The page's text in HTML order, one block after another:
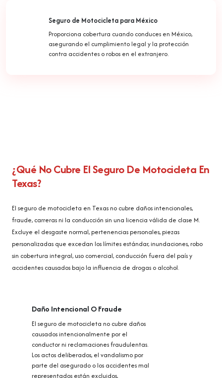
Seguro de Motocicleta para México
Proporciona cobertura cuando conduces en México,
asegurando el cumplimiento legal y la protección
contra accidentes o robos en el extranjero.
¿Qué No Cubre El Seguro De Motocicleta En
Texas?
El seguro de motocicleta en Texas no cubre daños intencionales,
fraude, carreras ni la conducción sin una licencia válida de clase M.
Excluye el desgaste normal, pertenencias personales, piezas
personalizadas que excedan los límites estándar, inundaciones, robo
sin cobertura integral, uso comercial, conducción fuera del país y
accidentes causados bajo la influencia de drogas o alcohol.
Daño Intencional O Fraude
El seguro de motocicleta no cubre daños
causados intencionalmente por el
conductor ni reclamaciones fraudulentas.
Los actos deliberados, el vandalismo por
parte del asegurado o los accidentes mal
representados están excluidos,